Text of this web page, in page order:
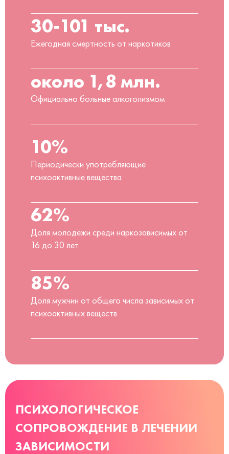
30-101 тыс.
Ежегодная смертность от наркотиков
около 1,8 млн.
Официально больные алкоголизмом
10%
Периодически употребляющие
психоактивные вещества
62%
Доля молодёжи среди наркозависимых от
16 до 30 лет
85%
Доля мужчин от общего числа зависимых от
психоактивных веществ
ПСИХОЛОГИЧЕСКОЕ
СОПРОВОЖДЕНИЕ В ЛЕЧЕНИИ
ЗАВИСИМОСТИ